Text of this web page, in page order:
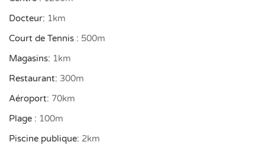
Les frais supplémentaires, ou si les chiens sont autorisés,
ainsi que d’autres informations importantes se trouvent en
bas de cette page sous « Important ».
Place de parking
Environnement
Canoe sport
Magasins
Mini-golf
Parcours de golfe
Pêche
Plages
Docteur: 1km
Court de Tennis : 500m
Magasins: 1km
Restaurant: 300m
Aéroport: 70km
Plage : 100m
Piscine publique: 2km